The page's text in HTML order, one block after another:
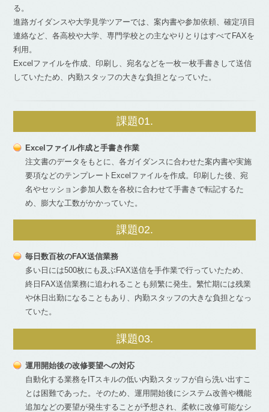
る。
進路ガイダンスや大学見学ツアーでは、案内書や参加依頼、確定項目
連絡など、各高校や大学、専門学校との主なやりとりはすべてFAXを
利用。
Excelファイルを作成、印刷し、宛名などを一枚一枚手書きして送信
していたため、内勤スタッフの大きな負担となっていた。
課題01.
Excelファイル作成と手書き作業
注文書のデータをもとに、各ガイダンスに合わせた案内書や実施
要項などのテンプレートExcelファイルを作成。印刷した後、宛
名やセッション参加人数を各校に合わせて手書きで転記するた
め、膨大な工数がかかっていた。
課題02.
毎日数百枚のFAX送信業務
多い日には500枚にも及ぶFAX送信を手作業で行っていたため、
終日FAX送信業務に追われることも頻繁に発生。繁忙期には残業
や休日出勤になることもあり、内勤スタッフの大きな負担となっ
ていた。
課題03.
運用開始後の改修要望への対応
自動化する業務をITスキルの低い内勤スタッフが自ら洗い出すこ
とは困難であった。そのため、運用開始後にシステム改善や機能
追加などの要望が発生することが予想され、柔軟に改修可能なシ